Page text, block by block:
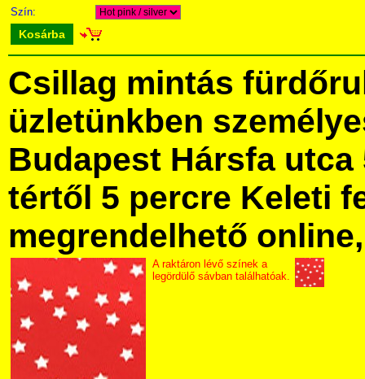
Szín:
Kosárba
Csillag mintás
üzletünkben
Budapest Hársfa utca
tértől 5 percre Keleti
megrendelhető
A raktáron lévő színek a
legördülő sávban találhatóak.